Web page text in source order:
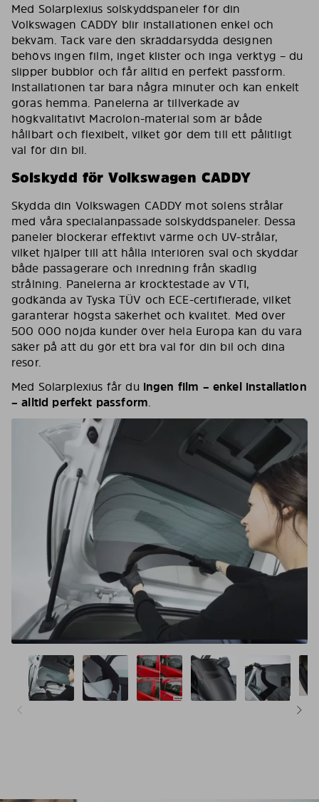
Med Solarplexius solskyddspaneler för din
Volkswagen CADDY blir installationen enkel och
bekväm. Tack vare den skräddarsydda designen
behövs ingen film, inget klister och inga verktyg – du
slipper bubblor och får alltid en perfekt passform.
Installationen tar bara några minuter och kan enkelt
göras hemma. Panelerna är tillverkade av
högkvalitativt Macrolon-material som är både
hållbart och flexibelt, vilket gör dem till ett pålitligt
val för din bil.
Solskydd för Volkswagen CADDY
Skydda din Volkswagen CADDY mot solens strålar
med våra specialanpassade solskyddspaneler. Dessa
paneler blockerar effektivt värme och UV-strålar,
vilket hjälper till att hålla interiören sval och skyddar
både passagerare och inredning från skadlig
strålning. Panelerna är krocktestade av VTI,
godkända av Tyska TÜV och ECE-certifierade, vilket
garanterar högsta säkerhet och kvalitet. Med över
500 000 nöjda kunder över hela Europa kan du vara
säker på att du gör ett bra val för din bil och dina
resor.
Med Solarplexius får du ingen film – enkel installation
– alltid perfekt passform.